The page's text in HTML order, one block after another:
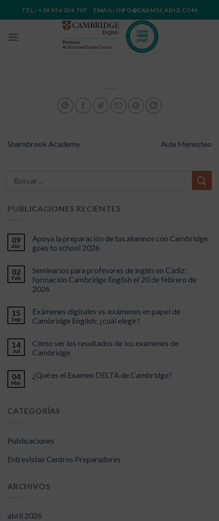
al
TEL.: +34 956 324 707 EMAIL: INFO@EXAMSCADIZ.COM
Sharnbrook Academy Aula Menesteo
PUBLICACIONES RECIENTES
09
Abr
Apoya la preparación de tus alumnos con Cambridge
goes to school 2026
02
Feb
Seminarios para profesores de inglés en Cádiz:
formación Cambridge English el 20 de febrero de
2026
15
Sep
Exámenes digitales vs. exámenes en papel de
Cambridge English: ¿cuál elegir?
14
Jul
Cómo ver los resultados de los exámenes de
Cambridge
04
Mar
¿Qué es el Examen DELTA de Cambridge?
CATEGORÍAS
Publicaciones
Entrevistas Centros Preparadores
ARCHIVOS
abril 2026